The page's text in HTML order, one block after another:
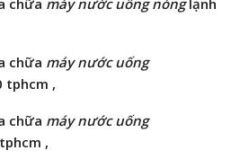
chữa máy nước uống
tphcm ,
chữa máy nước uống
,